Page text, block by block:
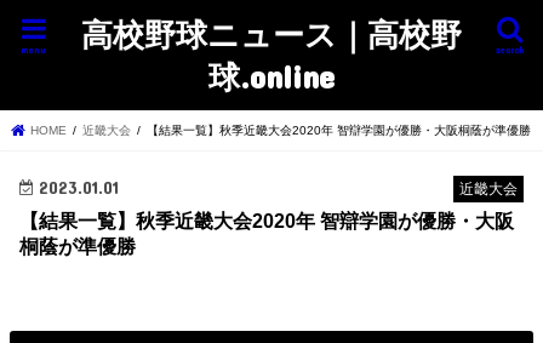
高校野球ニュース｜高校野
球.online
search
menu
HOME 近畿大会 【結果一覧】秋季近畿大会2020年 智辯学園が優勝・大阪桐蔭が準優勝
近畿大会
2023.01.01
【結果一覧】秋季近畿大会2020年 智辯学園が優勝・大阪
桐蔭が準優勝